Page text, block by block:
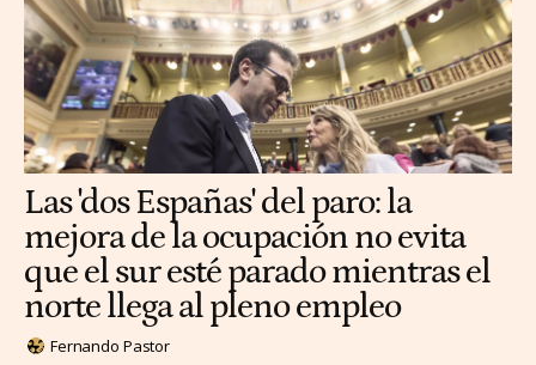
Las 'dos Españas' del paro: la
mejora de la ocupación no evita
que el sur esté parado mientras el
norte llega al pleno empleo
Fernando Pastor